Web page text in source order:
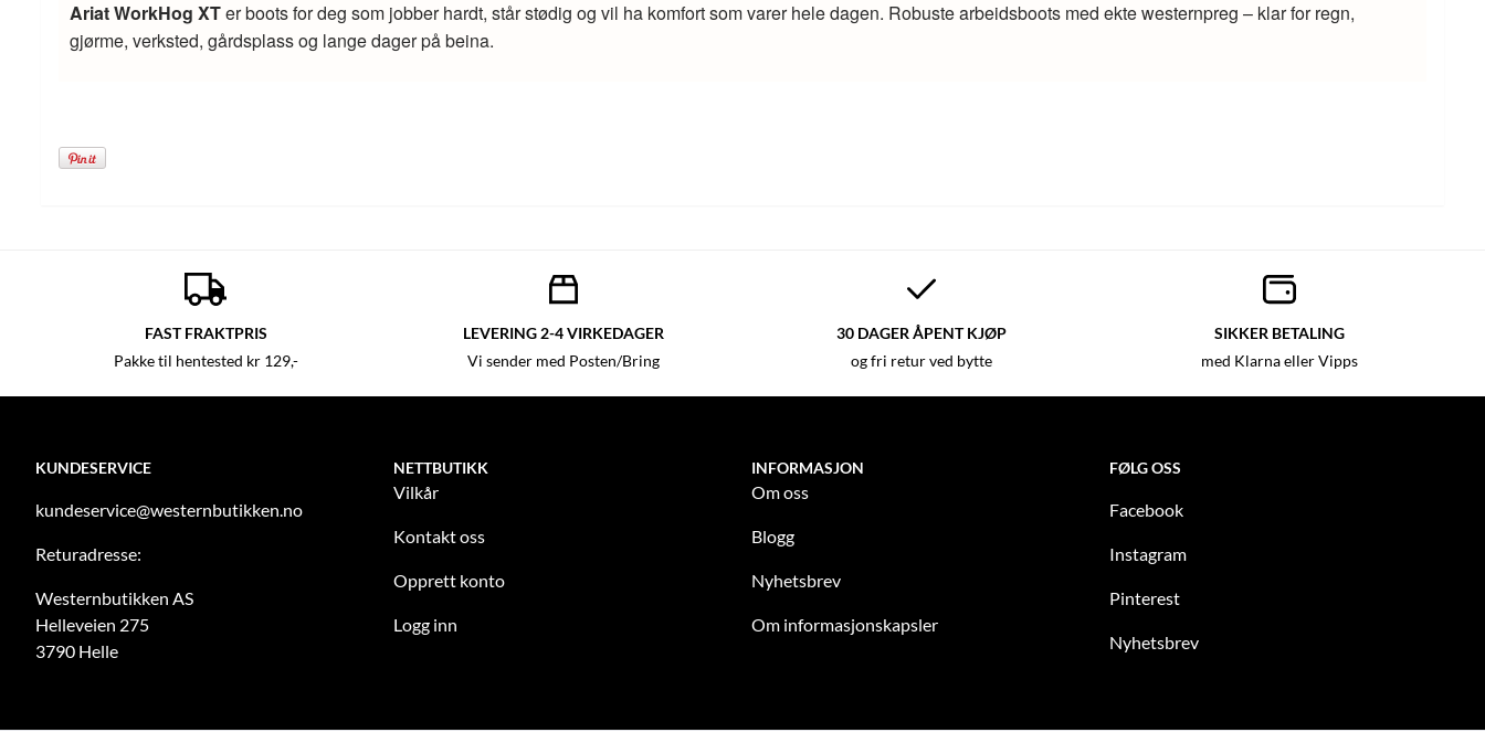
Ariat WorkHog XTer boots for deg som jobber hardt, står stødig og vil ha komfort som varer hele dagen. Robuste arbeidsboots med ekte westernpreg – klar for regn,
gjørme, verksted, gårdsplass og lange dager på beina.
FAST FRAKTPRIS
Pakke til hentested kr 129,-
LEVERING 2-4 VIRKEDAGER
Vi sender med Posten/Bring
30 DAGER ÅPENT KJØP
og fri retur ved bytte
SIKKER BETALING
med Klarna eller Vipps
KUNDESERVICE
kundeservice@westernbutikken.no
Returadresse:
Westernbutikken AS
Helleveien 275
3790 Helle
NETTBUTIKK
Vilkår
Kontakt oss
Opprett konto
Logg inn
INFORMASJON
Om oss
Blogg
Nyhetsbrev
Om informasjonskapsler
FØLG OSS
Facebook
Instagram
Pinterest
Nyhetsbrev